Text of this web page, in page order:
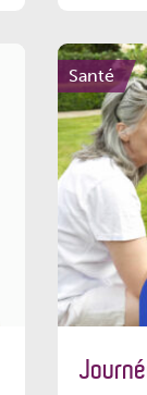
Santé